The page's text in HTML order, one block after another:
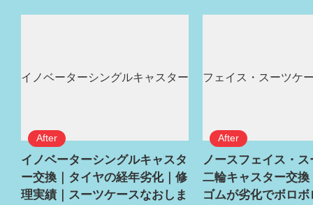
イノベーターシングルキャスタ
ー交換｜タイヤの経年劣化｜修
理実績｜スーツケースなおしま
ノースフェイス・
二輪キャスター交換
ゴムが劣化でボロ